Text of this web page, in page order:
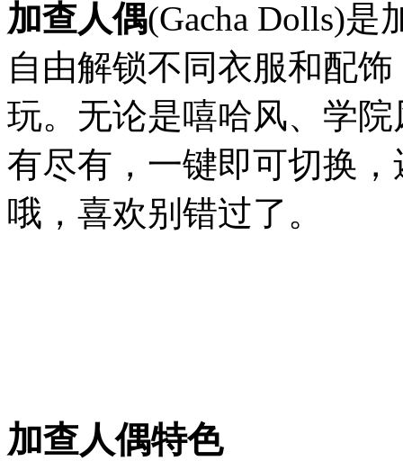
加查人偶(Gacha Dolls)
自由解锁不同衣服和配
玩。无论是嘻哈风、学
有尽有，一键即可切换
哦，喜欢别错过了。
加查人偶特色